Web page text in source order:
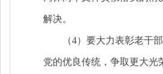
解决。
（4）要大力表彰老干
党的优良传统，争取更大光